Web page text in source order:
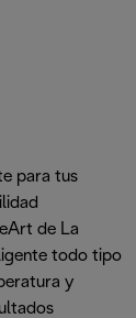
para tus
de La
todo tipo
y